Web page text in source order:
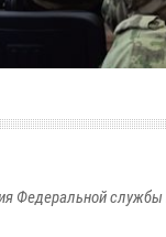
Федеральной службы